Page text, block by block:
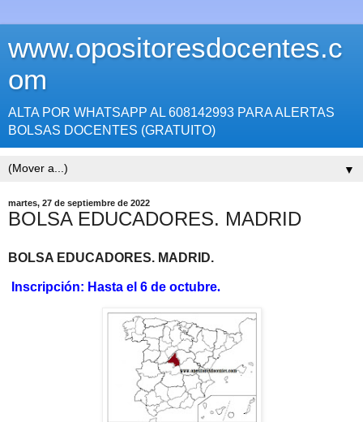
www.opositoresdocentes.c
om
ALTA POR WHATSAPP AL 608142993 PARA ALERTAS
BOLSAS DOCENTES (GRATUITO)
▼
martes, 27 de septiembre de 2022
BOLSA EDUCADORES. MADRID
BOLSA EDUCADORES. MADRID.
Inscripción: Hasta el 6 de octubre.